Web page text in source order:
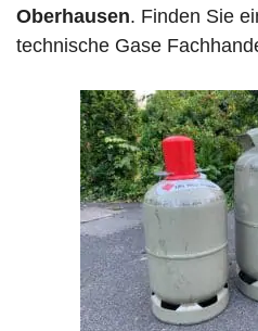
Oberhausen. Finden Sie
technische Gase